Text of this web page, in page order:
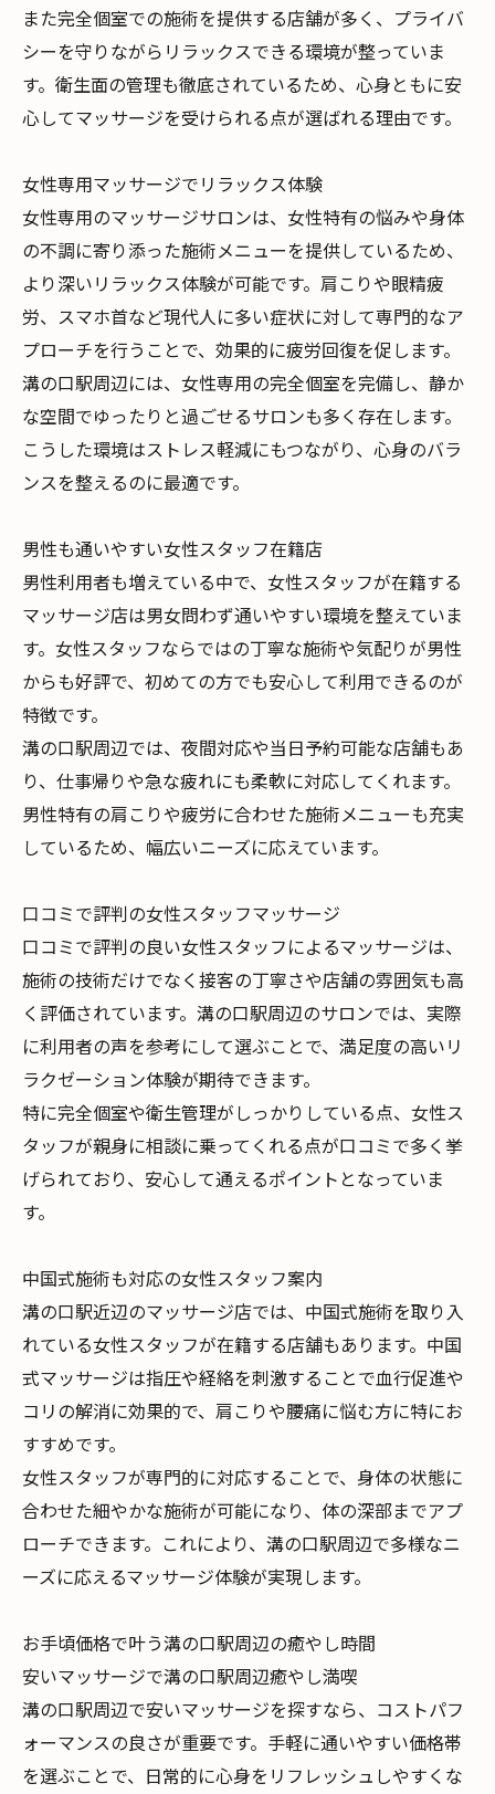
また完全個室での施術を提供する店舗が多く、プライバ
シーを守りながらリラックスできる環境が整っていま
す。衛生面の管理も徹底されているため、心身ともに安
心してマッサージを受けられる点が選ばれる理由です。
女性専用マッサージでリラックス体験
女性専用のマッサージサロンは、女性特有の悩みや身体
の不調に寄り添った施術メニューを提供しているため、
より深いリラックス体験が可能です。肩こりや眼精疲
労、スマホ首など現代人に多い症状に対して専門的なア
プローチを行うことで、効果的に疲労回復を促します。
溝の口駅周辺には、女性専用の完全個室を完備し、静か
な空間でゆったりと過ごせるサロンも多く存在します。
こうした環境はストレス軽減にもつながり、心身のバラ
ンスを整えるのに最適です。
男性も通いやすい女性スタッフ在籍店
男性利用者も増えている中で、女性スタッフが在籍する
マッサージ店は男女問わず通いやすい環境を整えていま
す。女性スタッフならではの丁寧な施術や気配りが男性
からも好評で、初めての方でも安心して利用できるのが
特徴です。
溝の口駅周辺では、夜間対応や当日予約可能な店舗もあ
り、仕事帰りや急な疲れにも柔軟に対応してくれます。
男性特有の肩こりや疲労に合わせた施術メニューも充実
しているため、幅広いニーズに応えています。
口コミで評判の女性スタッフマッサージ
口コミで評判の良い女性スタッフによるマッサージは、
施術の技術だけでなく接客の丁寧さや店舗の雰囲気も高
く評価されています。溝の口駅周辺のサロンでは、実際
に利用者の声を参考にして選ぶことで、満足度の高いリ
ラクゼーション体験が期待できます。
特に完全個室や衛生管理がしっかりしている点、女性ス
タッフが親身に相談に乗ってくれる点が口コミで多く挙
げられており、安心して通えるポイントとなっていま
す。
中国式施術も対応の女性スタッフ案内
溝の口駅近辺のマッサージ店では、中国式施術を取り入
れている女性スタッフが在籍する店舗もあります。中国
式マッサージは指圧や経絡を刺激することで血行促進や
コリの解消に効果的で、肩こりや腰痛に悩む方に特にお
すすめです。
女性スタッフが専門的に対応することで、身体の状態に
合わせた細やかな施術が可能になり、体の深部までアプ
ローチできます。これにより、溝の口駅周辺で多様なニ
ーズに応えるマッサージ体験が実現します。
お手頃価格で叶う溝の口駅周辺の癒やし時間
安いマッサージで溝の口駅周辺癒やし満喫
溝の口駅周辺で安いマッサージを探すなら、コストパフ
ォーマンスの良さが重要です。手軽に通いやすい価格帯
を選ぶことで、日常的に心身をリフレッシュしやすくな